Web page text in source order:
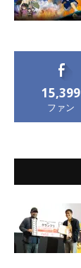
15,399
ファン